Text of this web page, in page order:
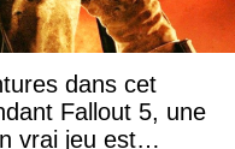
dans cet
Fallout 5, une
vrai jeu est